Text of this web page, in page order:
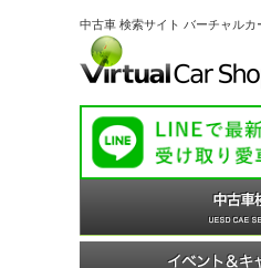
中古車 検索サイト バーチャル